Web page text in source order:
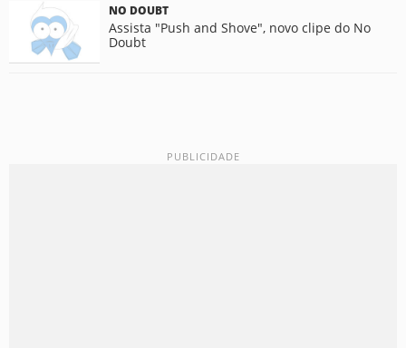
NO DOUBT
Assista "Push and Shove", novo clipe do No
Doubt